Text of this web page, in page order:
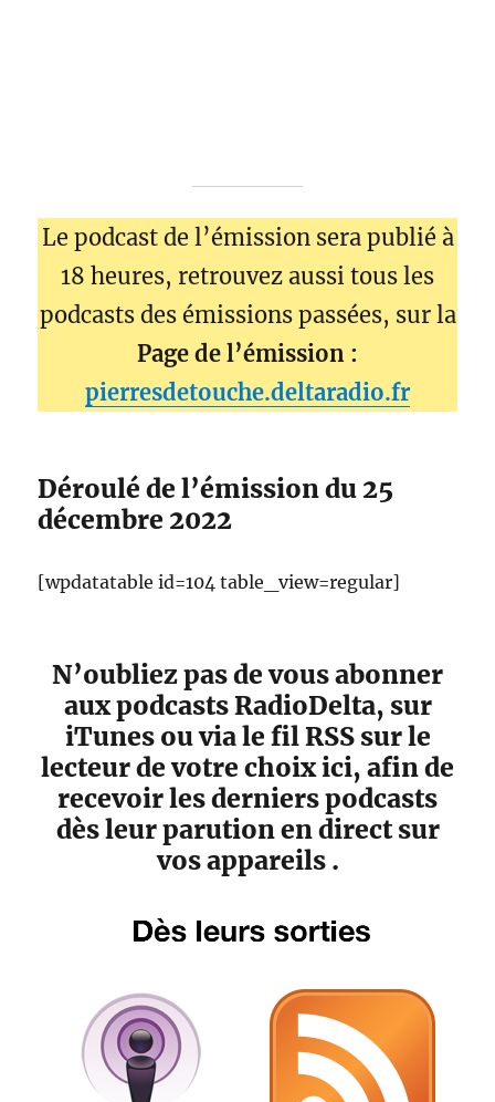
Le podcast de l’émission sera publié à
18 heures, retrouvez aussi tous les
podcasts des émissions passées, sur la
Page de l’émission :
pierresdetouche.deltaradio.fr
Déroulé de l’émission du 25
décembre 2022
[wpdatatable id=104 table_view=regular]
N’oubliez pas de vous abonner
aux podcasts RadioDelta, sur
iTunes ou via le fil RSS sur le
lecteur de votre choix ici, afin de
recevoir les derniers podcasts
dès leur parution en direct sur
vos appareils .